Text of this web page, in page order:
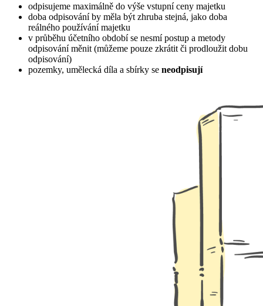
odpisujeme maximálně do výše vstupní ceny majetku
doba odpisování by měla být zhruba stejná, jako doba
reálného používání majetku
v průběhu účetního období se nesmí postup a metody
odpisování měnit (můžeme pouze zkrátit či prodloužit dobu
odpisování)
pozemky, umělecká díla a sbírky se neodpisují